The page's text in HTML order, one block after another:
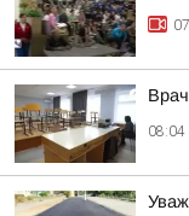
08:04